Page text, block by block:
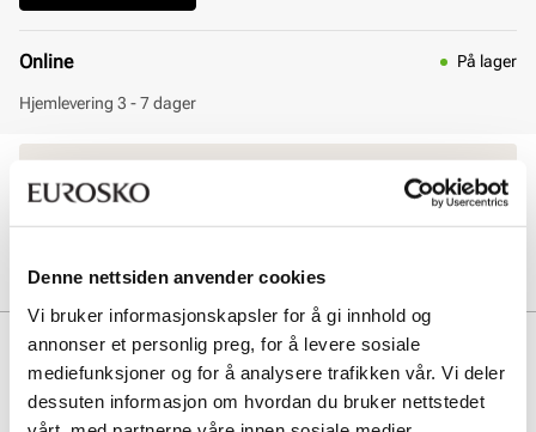
Denne nettsiden anvender cookies
Vi bruker informasjonskapsler for å gi innhold og
annonser et personlig preg, for å levere sosiale
mediefunksjoner og for å analysere trafikken vår. Vi deler
dessuten informasjon om hvordan du bruker nettstedet
Online På lager
Hjemlevering 3 - 7 dager
Hjemlevering 3-7 dager
Beskrivelse
Nyt lange gåturer med støttende komfort iført denne smarte Slip-ins
modellen. Designet med vår eksklusive Heel Pillow, tilbyr dette